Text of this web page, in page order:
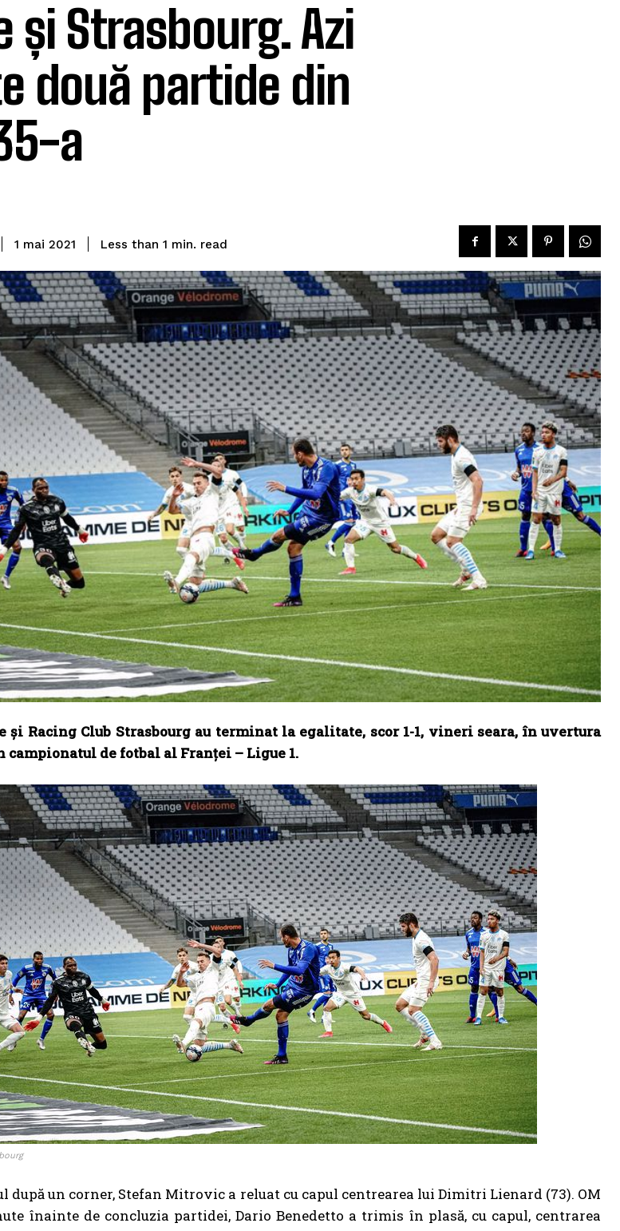
și Strasbourg. Azi
două partide din
a
1 mai 2021 Less than 1 min. read
Racing Club Strasbourg au terminat la egalitate, scor 1-1, vineri seara, în uvertura
campionatul de fotbal al Franței – Ligue 1.
după un corner, Stefan Mitrovic a reluat cu capul centrearea lui Dimitri Lienard (73). OM
înainte de concluzia partidei, Dario Benedetto a trimis în plasă, cu capul, centrarea